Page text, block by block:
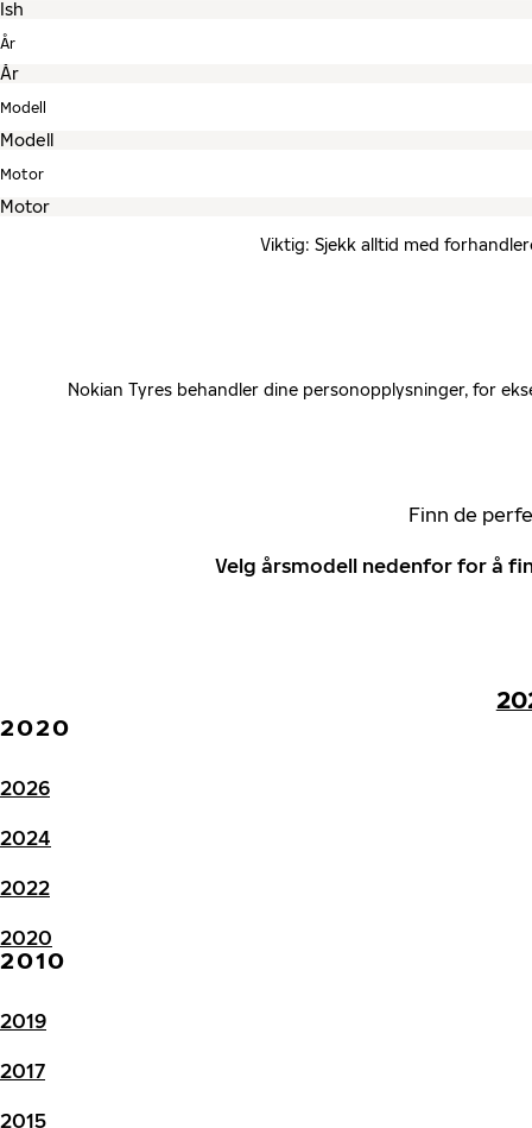
År
Modell
Motor
Viktig: Sjekk alltid med
Nokian Tyres behandler dine personopplysninger, for
Finn de
Velg årsmodell nedenfor for å
2020
2026
2024
2022
2020
2010
2019
2017
2015